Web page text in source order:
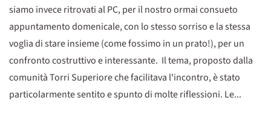
siamo invece ritrovati al PC, per il nostro ormai consueto
appuntamento domenicale, con lo stesso sorriso e la stessa
voglia di stare insieme (come fossimo in un prato!), per un
confronto costruttivo e interessante. Il tema, proposto dalla
comunità Torri Superiore che facilitava l'incontro, è stato
particolarmente sentito e spunto di molte riflessioni. Le...